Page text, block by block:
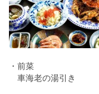
・前菜
車海老の湯引き